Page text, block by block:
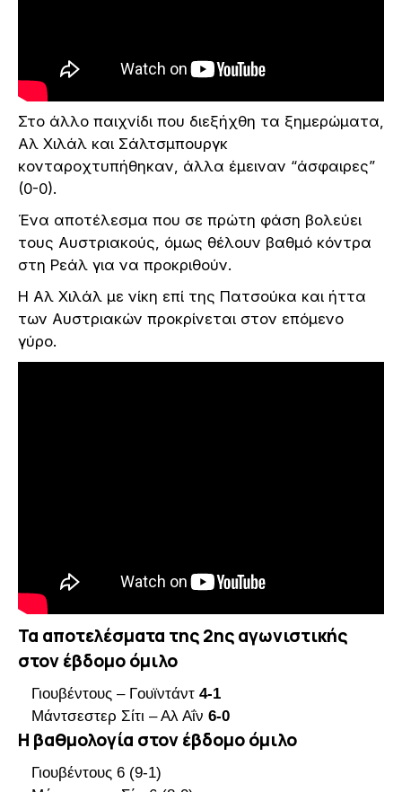
Στο άλλο παιχνίδι που διεξήχθη τα ξημερώματα,
Αλ Χιλάλ και Σάλτσμπουργκ
κονταροχτυπήθηκαν, άλλα έμειναν “άσφαιρες”
(0-0).
Ένα αποτέλεσμα που σε πρώτη φάση βολεύει
τους Αυστριακούς, όμως θέλουν βαθμό κόντρα
στη Ρεάλ για να προκριθούν.
Η Αλ Χιλάλ με νίκη επί της Πατσούκα και ήττα
των Αυστριακών προκρίνεται στον επόμενο
γύρο.
Τα αποτελέσματα της 2ης αγωνιστικής
στον έβδομο όμιλο
Γιουβέντους – Γουϊντάντ 4-1
Μάντσεστερ Σίτι – Αλ Αΐν 6-0
Η βαθμολογία στον έβδομο όμιλο
Γιουβέντους 6 (9-1)